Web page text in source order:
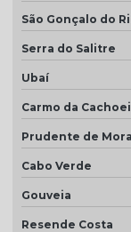
São Gonçalo do
Serra do Salitre
Ubaí
Carmo da
Prudente de
Cabo Verde
Gouveia
Resende Costa